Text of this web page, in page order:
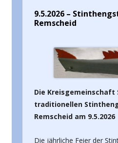
9.5.2026 –
Remscheid
Die Kreisgemeinschaft
traditionellen
Remscheid am 9.5.2026
Die jährliche Feier der